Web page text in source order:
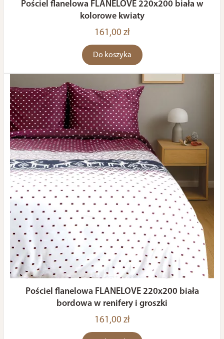
Pościel flanelowa FLANELOVE 220x200 biała w
kolorowe kwiaty
161,00 zł
Do koszyka
Pościel flanelowa FLANELOVE 220x200 biała
bordowa w renifery i groszki
161,00 zł